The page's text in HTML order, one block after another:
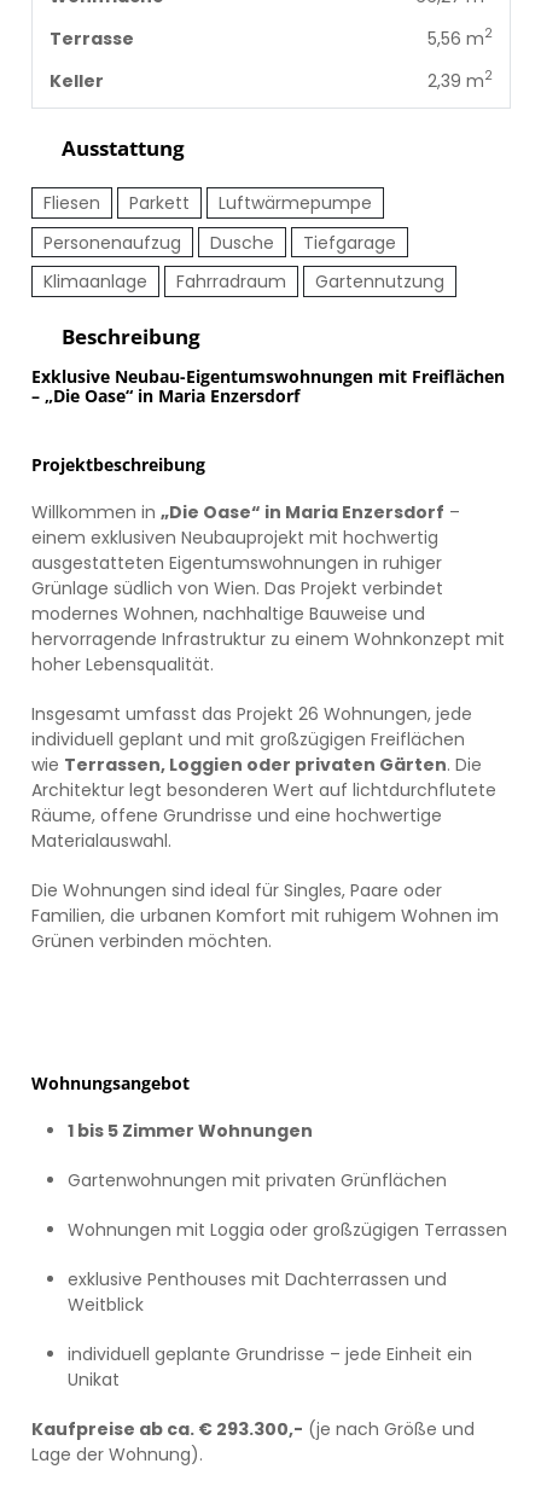
Beschreibung
Exklusive Neubau-Eigentumswohnungen mit Freiflächen
– „Die Oase“ in Maria Enzersdorf
Projektbeschreibung
Willkommen in „Die Oase“ in Maria Enzersdorf –
einem exklusiven Neubauprojekt mit hochwertig
ausgestatteten Eigentumswohnungen in ruhiger
Grünlage südlich von Wien. Das Projekt verbindet
modernes Wohnen, nachhaltige Bauweise und
hervorragende Infrastruktur zu einem Wohnkonzept mit
hoher Lebensqualität.
Insgesamt umfasst das Projekt 26 Wohnungen, jede
individuell geplant und mit großzügigen Freiflächen
wie Terrassen, Loggien oder privaten Gärten. Die
Architektur legt besonderen Wert auf lichtdurchflutete
Räume, offene Grundrisse und eine hochwertige
Materialauswahl.
Die Wohnungen sind ideal für Singles, Paare oder
Familien, die urbanen Komfort mit ruhigem Wohnen im
Grünen verbinden möchten.
Wohnungsangebot
1 bis 5 Zimmer Wohnungen
Gartenwohnungen mit privaten Grünflächen
Wohnungen mit Loggia oder großzügigen Terrassen
exklusive Penthouses mit Dachterrassen und
Weitblick
individuell geplante Grundrisse – jede Einheit ein
Unikat
Kaufpreise ab ca. € 293.300,- (je nach Größe und
Lage der Wohnung).
Terrasse 5,56 m2
Keller 2,39 m2
Ausstattung
Fliesen Parkett
Luftwärmepumpe
Personenaufzug
Dusche
Tiefgarage
Klimaanlage
Fahrradraum Gartennutzung